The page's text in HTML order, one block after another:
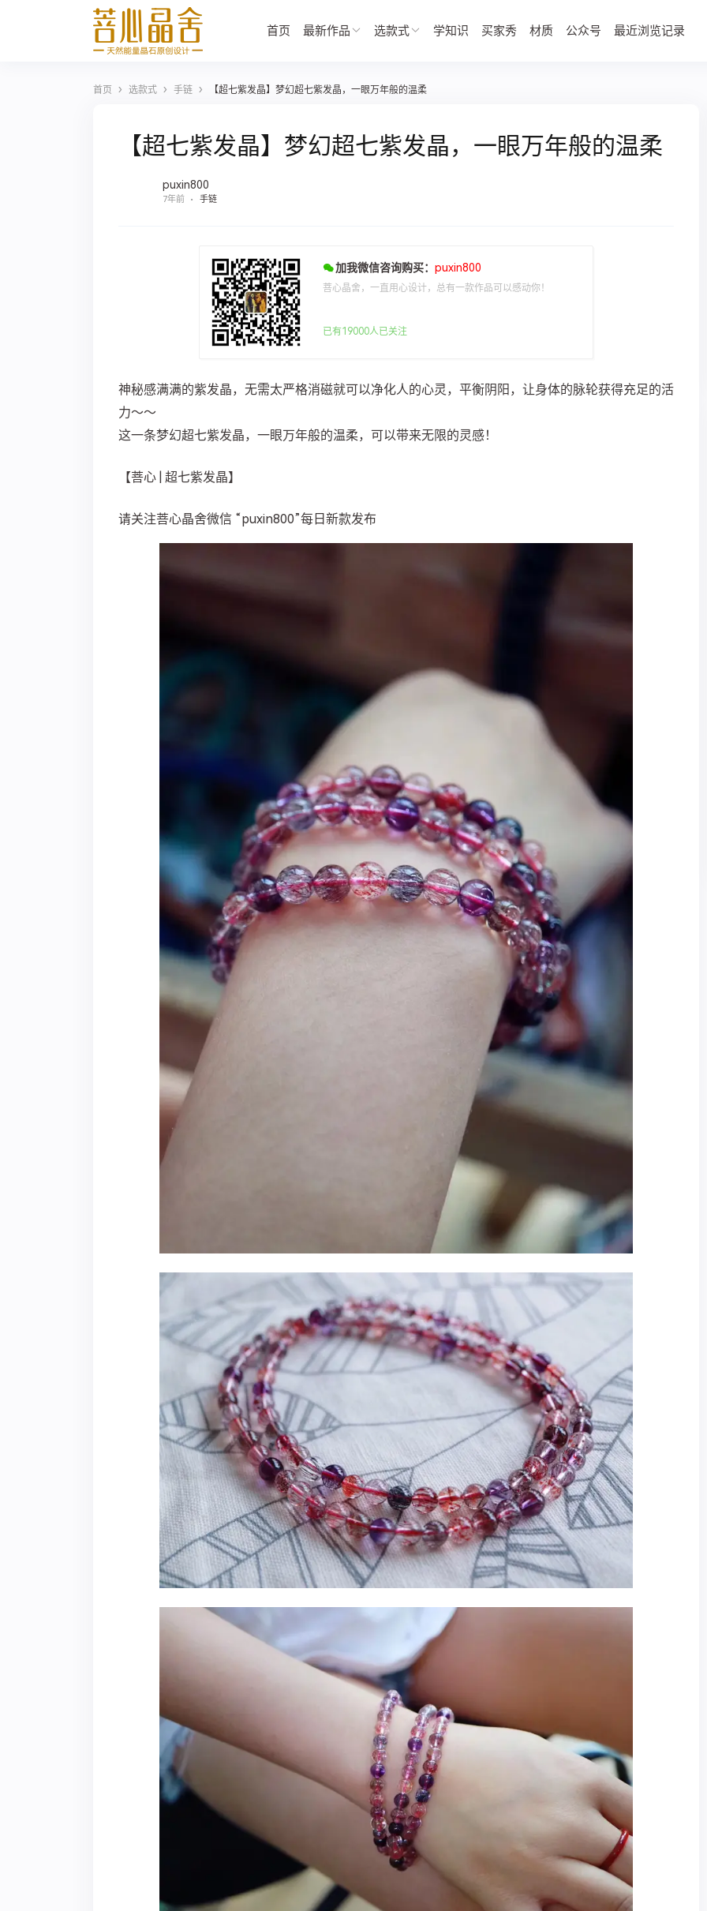
首页 最新作品 选款式 学知识 买家秀 材质 公众号 最近浏览记录
首页 › 选款式 › 手链 › 【超七紫发晶】梦幻超七紫发晶，一眼万年般的温柔
【超七紫发晶】梦幻超七紫发晶，一眼万年般的温柔
puxin800
7年前 手链
加我微信咨询购买： puxin800
菩心晶舍，一直用心设计，总有一款作品可以感动你！
已有19000人已关注
神秘感满满的紫发晶，无需太严格消磁就可以净化人的心灵，平衡阴阳，让身体的脉轮获得充足的活
力～～
这一条梦幻超七紫发晶，一眼万年般的温柔，可以带来无限的灵感！
【菩心 | 超七紫发晶】
请关注菩心晶舍微信 “puxin800”每日新款发布